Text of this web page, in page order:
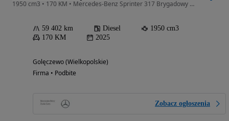
1950 cm3 • 170 KM • Mercedes-Benz Sprinter 317 Brygadowy 7os. MBUX Salon Polska Duda-Cars
59 402 km Diesel
1950 cm3
170 KM
2025
Golęczewo (Wielkopolskie)
Firma • Podbite
Zobacz ogłoszenia